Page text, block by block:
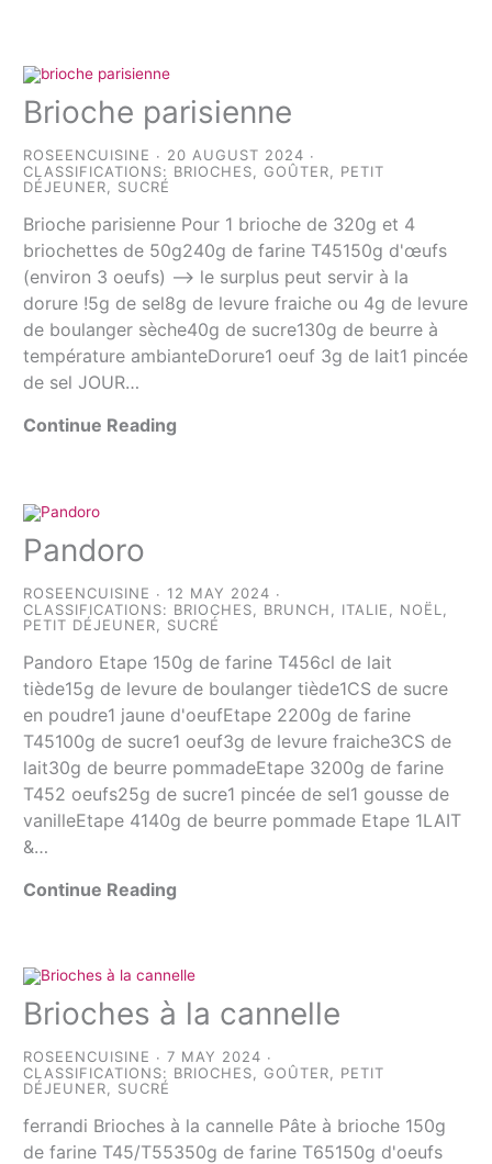
Brioche parisienne
ROSEENCUISINE
20 AUGUST 2024
CLASSIFICATIONS: BRIOCHES ,GOÛTER
PETIT
DÉJEUNER
SUCRÉ
Brioche parisienne Pour 1 brioche de 320g et 4
briochettes de 50g240g de farine T45150g d'œufs
(environ 3 oeufs) –> le surplus peut servir à la
dorure !5g de sel8g de levure fraiche ou 4g de levure
de boulanger sèche40g de sucre130g de beurre à
température ambianteDorure1 oeuf 3g de lait1 pincée
de sel JOUR…
Continue Reading
Pandoro
ROSEENCUISINE
12 MAY 2024
CLASSIFICATIONS: BRIOCHES BRUNCH ITALIE NOËL
PETIT DÉJEUNER
SUCRÉ
Pandoro Etape 150g de farine T456cl de lait
tiède15g de levure de boulanger tiède1CS de sucre
en poudre1 jaune d'oeufEtape 2200g de farine
T45100g de sucre1 oeuf3g de levure fraiche3CS de
lait30g de beurre pommadeEtape 3200g de farine
T452 oeufs25g de sucre1 pincée de sel1 gousse de
vanilleEtape 4140g de beurre pommade Etape 1LAIT
&…
Continue Reading
Brioches à la cannelle
ROSEENCUISINE
7 MAY 2024
CLASSIFICATIONS: BRIOCHES ,GOÛTER
PETIT
DÉJEUNER
SUCRÉ
ferrandi Brioches à la cannelle Pâte à brioche 150g
de farine T45/T55350g de farine T65150g d'oeufs